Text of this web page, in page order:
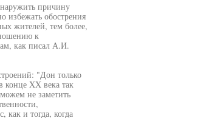
причину
избежать обострения
жителей, тем более,
к
как писал А.И.
"Дон только
конце XX века так
не заметить
как и тогда, когда